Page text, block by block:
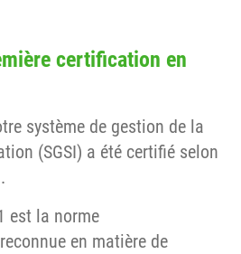
certification en
système de gestion de la
(SGSI) a été certifié selon
est la norme
en matière de